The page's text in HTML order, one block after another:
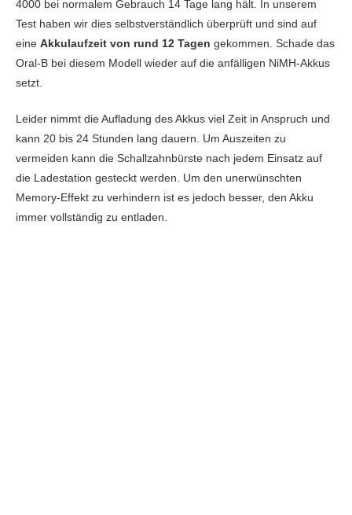
4000 bei normalem Gebrauch 14 Tage lang hält. In unserem
Test haben wir dies selbstverständlich überprüft und sind auf
eine Akkulaufzeit von rund 12 Tagen gekommen. Schade das
Oral-B bei diesem Modell wieder auf die anfälligen NiMH-Akkus
setzt.
Leider nimmt die Aufladung des Akkus viel Zeit in Anspruch und
kann 20 bis 24 Stunden lang dauern. Um Auszeiten zu
vermeiden kann die Schallzahnbürste nach jedem Einsatz auf
die Ladestation gesteckt werden. Um den unerwünschten
Memory-Effekt zu verhindern ist es jedoch besser, den Akku
immer vollständig zu entladen.